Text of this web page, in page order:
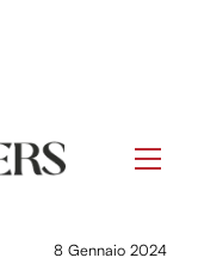
8 Gennaio 2024